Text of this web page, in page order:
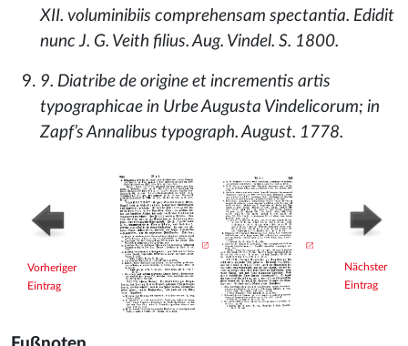
XII. voluminibiis comprehensam spectantia. Edidit
nunc J. G. Veith filius. Aug. Vindel. S. 1800.
9. Diatribe de origine et incrementis artis
typographicae in Urbe Augusta Vindelicorum; in
Zapf’s Annalibus typograph. August. 1778.
Vorheriger
Eintrag
Nächster
Eintrag